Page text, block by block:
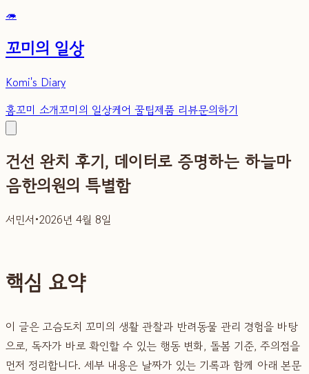
🦔
꼬미의 일상
Komi's Diary
홈꼬미 소개꼬미의 일상케어 꿀팁제품 리뷰문의하기
건선 완치 후기, 데이터로 증명하는 하늘마
음한의원의 특별함
서민서•2026년 4월 8일
핵심 요약
이 글은 고슴도치 꼬미의 생활 관찰과 반려동물 관리 경험을 바탕
으로, 독자가 바로 확인할 수 있는 행동 변화, 돌봄 기준, 주의점을
먼저 정리합니다. 세부 내용은 날짜가 있는 기록과 함께 아래 본문